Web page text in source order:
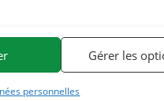
Gérer les
personnelles
En effet, il absorbe
une teneur en eau